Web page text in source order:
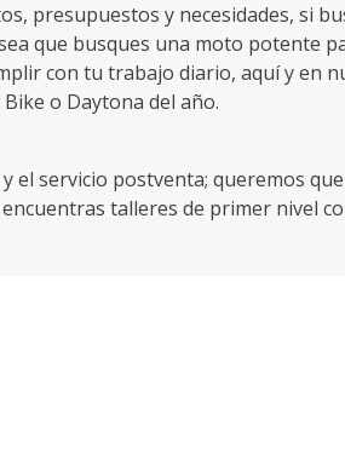
presupuestos y necesidades, si
que busques una moto potente
con tu trabajo diario, aquí y en
o Daytona del año.
servicio postventa; queremos
talleres de primer nivel
del gobierno, la